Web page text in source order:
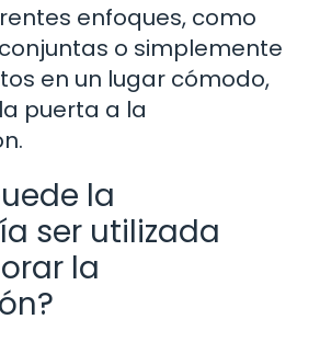
enfoques, como
o simplemente
en un lugar cómodo,
puerta a la
la
ser utilizada
la